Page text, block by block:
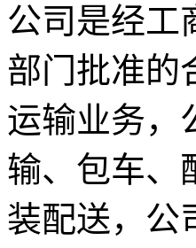
公司是经工
部门批准的
运输业务，
输、包车、
装配送，公